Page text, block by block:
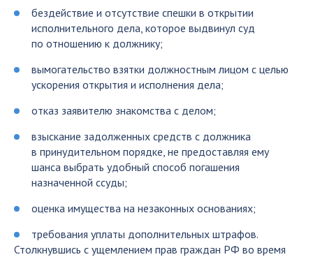
бездействие и отсутствие спешки в открытии
исполнительного дела, которое выдвинул суд
по отношению к должнику;
вымогательство взятки должностным лицом с целью
ускорения открытия и исполнения дела;
отказ заявителю знакомства с делом;
взыскание задолженных средств с должника
в принудительном порядке, не предоставляя ему
шанса выбрать удобный способ погашения
назначенной ссуды;
оценка имущества на незаконных основаниях;
требования уплаты дополнительных штрафов.
Столкнувшись с ущемлением прав граждан РФ во время